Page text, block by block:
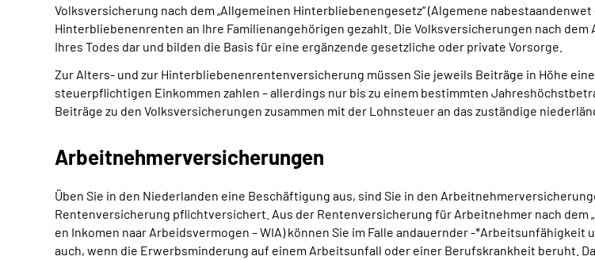
Volksversicherung nach dem „Allgemeinen Hinterbliebenengesetz“ (Algemene
Hinterbliebenenrenten an Ihre Familienangehörigen gezahlt. Die Volksversicherungen nach
Ihres Todes dar und bilden die Basis für eine ergänzende gesetzliche oder private Vorsorge.
Zur Alters- und zur Hinterbliebenenrentenversicherung müssen Sie jeweils Beiträge in Höhe
steuerpflichtigen Einkommen zahlen – allerdings nur bis zu einem bestimmten
Beiträge zu den Volksversicherungen zusammen mit der Lohnsteuer an das zuständige
Arbeitnehmerversicherungen
Üben Sie in den Niederlanden eine Beschäftigung aus, sind Sie in den
Rentenversicherung pflichtversichert. Aus der Rentenversicherung für Arbeitnehmer nach dem
en Inkomen naar Arbeidsvermogen – WIA) können Sie im Falle andauernder -
auch, wenn die Erwerbsminderung auf einem Arbeitsunfall oder einer Berufskrankheit beruht.